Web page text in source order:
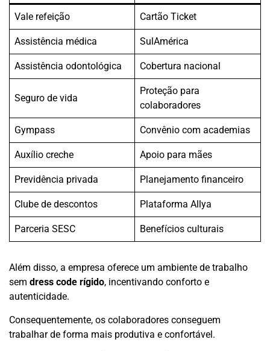
Vale refeição Cartão Ticket
Assistência médica SulAmérica
Assistência odontológica Cobertura nacional
Seguro de vida
Proteção para
colaboradores
Gympass Convênio com academias
Auxílio creche Apoio para mães
Previdência privada Planejamento financeiro
Clube de descontos Plataforma Allya
Parceria SESC Benefícios culturais
Além disso, a empresa oferece um ambiente de trabalho
sem dress code rígido, incentivando conforto e
autenticidade.
Consequentemente, os colaboradores conseguem
trabalhar de forma mais produtiva e confortável.